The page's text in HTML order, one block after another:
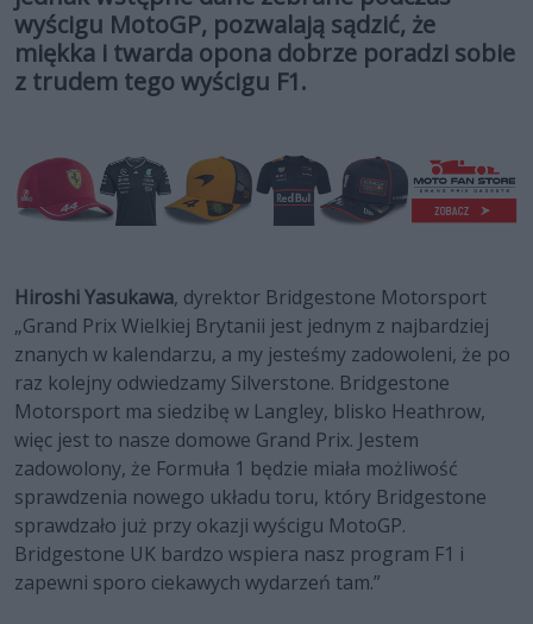
wyścigu MotoGP, pozwalają sądzić, że
miękka i twarda opona dobrze poradzi sobie
z trudem tego wyścigu F1.
Hiroshi Yasukawa, dyrektor Bridgestone Motorsport
„Grand Prix Wielkiej Brytanii jest jednym z najbardziej
znanych w kalendarzu, a my jesteśmy zadowoleni, że po
raz kolejny odwiedzamy Silverstone. Bridgestone
Motorsport ma siedzibę w Langley, blisko Heathrow,
więc jest to nasze domowe Grand Prix. Jestem
zadowolony, że Formuła 1 będzie miała możliwość
sprawdzenia nowego układu toru, który Bridgestone
sprawdzało już przy okazji wyścigu MotoGP.
Bridgestone UK bardzo wspiera nasz program F1 i
zapewni sporo ciekawych wydarzeń tam.”